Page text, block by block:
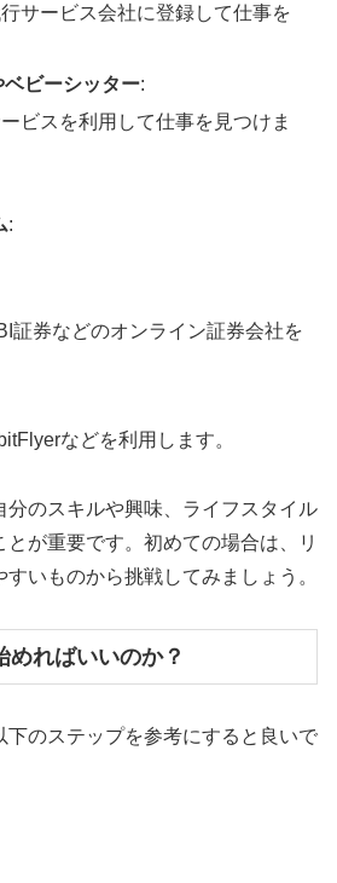
サービス会社に登録して仕事を
ビーシッター:
ビスを利用して仕事を見つけま
:
証券などのオンライン証券会社を
などを利用します。
分のスキルや興味、ライフスタイル
が重要です。初めての場合は、リ
いものから挑戦してみましょう。
めればいいのか？
下のステップを参考にすると良いで